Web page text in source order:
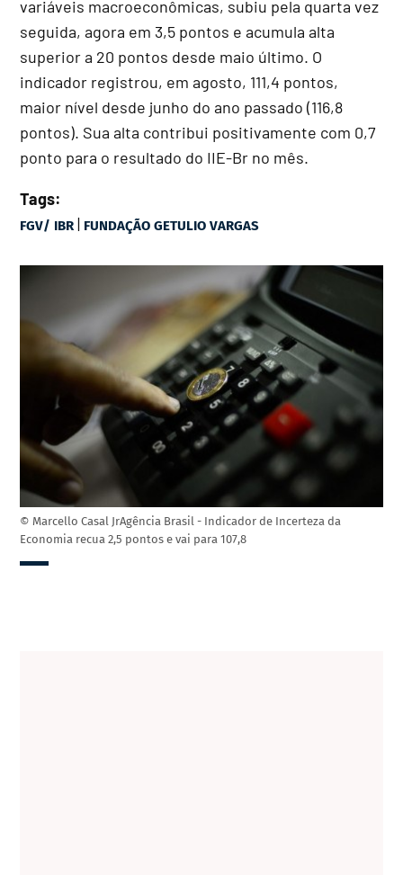
variáveis macroeconômicas, subiu pela quarta vez
seguida, agora em 3,5 pontos e acumula alta
superior a 20 pontos desde maio último. O
indicador registrou, em agosto, 111,4 pontos,
maior nível desde junho do ano passado (116,8
pontos). Sua alta contribui positivamente com 0,7
ponto para o resultado do IIE-Br no mês.
Tags:
FGV/ IBR | FUNDAÇÃO GETULIO VARGAS
© Marcello Casal JrAgência Brasil - Indicador de Incerteza da
Economia recua 2,5 pontos e vai para 107,8